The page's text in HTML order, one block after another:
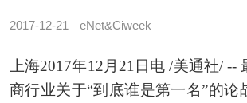
2017-12-21 eNet&Ciweek
上海2017年12月21日电 /美通社/ --
商行业关于“到底谁是第一名”的论